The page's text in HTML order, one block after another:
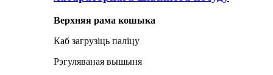
Верхняя рама кошыка
Каб загрузіць паліцу
Рэгуляваная вышыня